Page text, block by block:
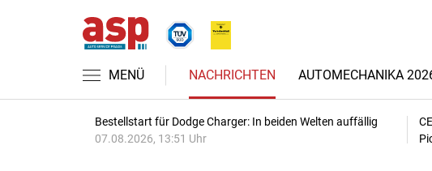
MENÜ NACHRICHTEN AUTOMECHANIKA
Bestellstart für Dodge Charger: In beiden Welten auffällig
07.08.2026, 13:51 Uhr